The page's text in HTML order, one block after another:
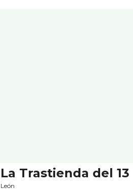
La Trastienda del 13
León